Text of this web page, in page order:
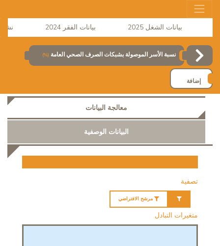
بيانات الشغل 2025 بيانات الفقر 2024 نشر
نسبة الأسر الموصولة بشبكات الصرف الصحي العامة (%)
إضافة
معالجة البيانات
البيانات الوصفية
تصفية
مرشح الافتراضي
متغيرات التبادل